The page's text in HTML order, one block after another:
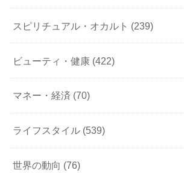
スピリチュアル・オカルト (239)
ビューティ・健康 (422)
マネー・経済 (70)
ライフスタイル (539)
世界の動向 (76)